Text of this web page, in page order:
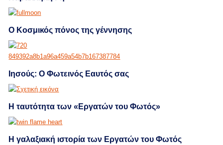
Ο Κοσμικός πόνος της γέννησης
Ιησούς: Ο Φωτεινός Εαυτός σας
Η ταυτότητα των «Εργατών του Φωτός»
Η γαλαξιακή ιστορία των Εργατών του Φωτός